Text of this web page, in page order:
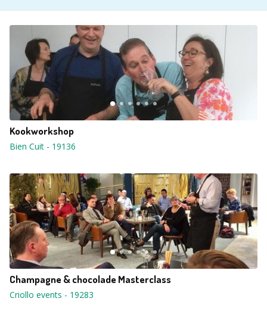
Kookworkshop
Bien Cuit - 19136
Champagne & chocolade Masterclass
Criollo events - 19283